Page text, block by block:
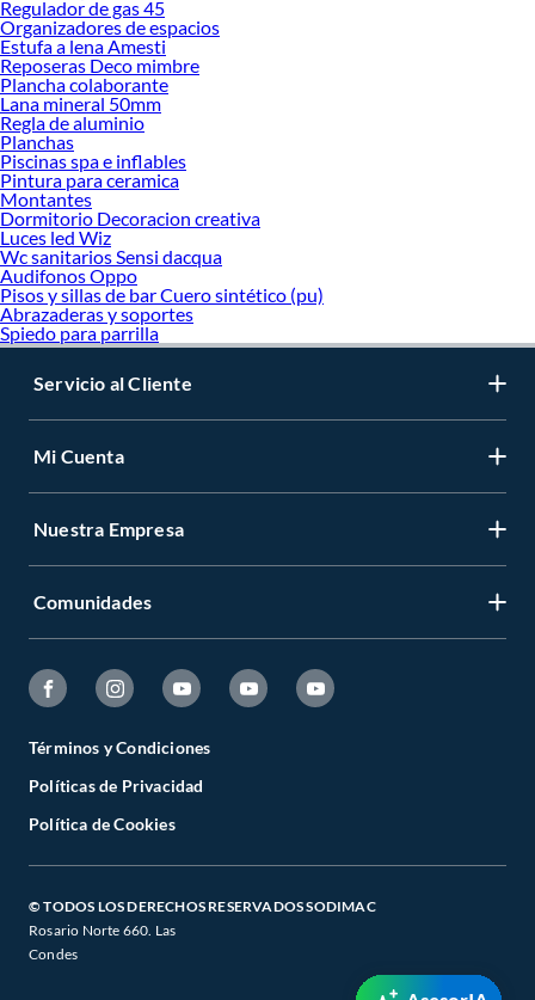
Regulador de gas 45
Organizadores de espacios
Estufa a lena Amesti
Reposeras Deco mimbre
Plancha colaborante
Lana mineral 50mm
Regla de aluminio
Planchas
Piscinas spa e inflables
Pintura para ceramica
Montantes
Dormitorio Decoracion creativa
Luces led Wiz
Wc sanitarios Sensi dacqua
Audifonos Oppo
Pisos y sillas de bar Cuero sintético (pu)
Abrazaderas y soportes
Spiedo para parrilla
Servicio al Cliente
Mi Cuenta
Nuestra Empresa
Comunidades
Términos y Condiciones
Políticas de Privacidad
Política de Cookies
© TODOS LOS DERECHOS RESERVADOS SODIMAC
Rosario Norte 660. Las
Condes